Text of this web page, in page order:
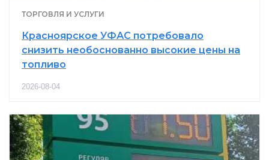
ТОРГОВЛЯ И УСЛУГИ
Красноярское УФАС потребовало
снизить необоснованно высокие цены на
топливо
2026-08-04